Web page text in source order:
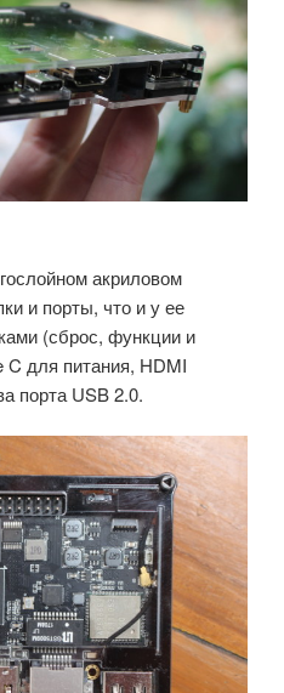
акриловом
и порты, что и у ее
(сброс, функции и
C для питания, HDMI
порта USB 2.0.